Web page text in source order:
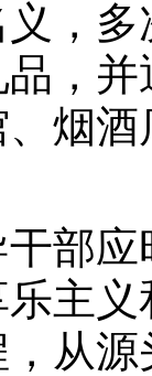
，
，
烟
应
主
从